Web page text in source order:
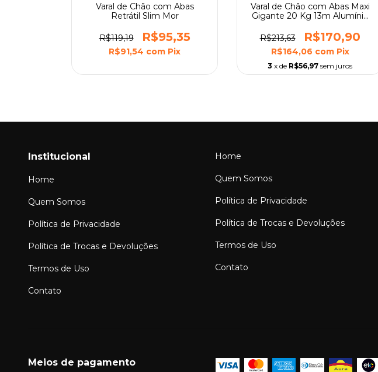
Varal de Chão com Abas
Retrátil Slim Mor
R$119,19 R$95,35
R$91,54 com Pix
Varal de Chão com Abas Maxi
Gigante 20 Kg 13m Alumínio
R$213,63
R$170,90
R$164,06 com Pix
3 x de R$56,97 sem juros
Institucional
Home
Quem Somos
Política de Privacidade
Política de Trocas e Devoluções
Termos de Uso
Contato
Home
Quem Somos
Política de Privacidade
Política de Trocas e Devoluções
Termos de Uso
Contato
Meios de pagamento